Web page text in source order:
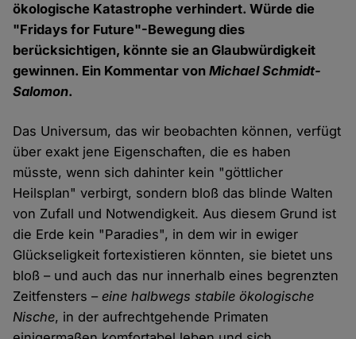
ökologische Katastrophe verhindert. Würde die
"Fridays for Future"-Bewegung dies
berücksichtigen, könnte sie an Glaubwürdigkeit
gewinnen. Ein Kommentar vonMichael Schmidt-
Salomon.
Das Universum, das wir beobachten können, verfügt
über exakt jene Eigenschaften, die es haben
müsste, wenn sich dahinter kein "göttlicher
Heilsplan" verbirgt, sondern bloß das blinde Walten
von Zufall und Notwendigkeit. Aus diesem Grund ist
die Erde kein "Paradies", in dem wir in ewiger
Glückseligkeit fortexistieren könnten, sie bietet uns
bloß – und auch das nur innerhalb eines begrenzten
Zeitfensters –eine halbwegs stabile ökologische
Nische, in der aufrechtgehende Primaten